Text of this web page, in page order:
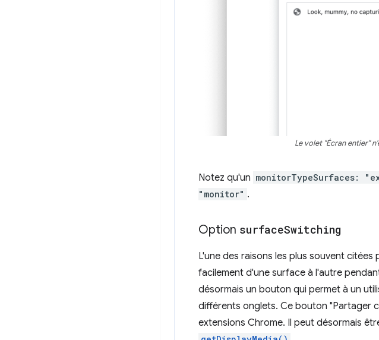
Le volet "Écran entier"
Notez qu'un monitorTypeSurfaces:
"monitor" .
Option surfaceSwitching
L'une des raisons les plus souvent
facilement d'une surface à l'autre
désormais un bouton qui permet à un
différents onglets. Ce bouton "Partager
extensions Chrome. Il peut désormais